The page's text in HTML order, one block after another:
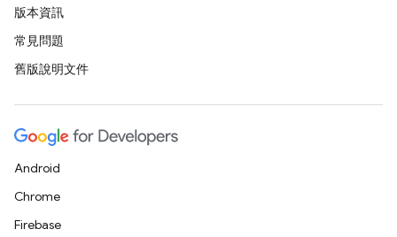
版本資訊
常見問題
舊版說明文件
Android
Chrome
Firebase